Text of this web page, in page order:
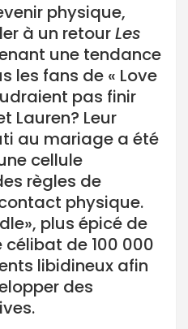
physique,
à un retourLes
une tendance
les fans de « Love
pas finir
Lauren? Leur
au mariage a été
cellule
règles de
physique.
plus épicé de
célibat de 100 000
libidineux afin
des